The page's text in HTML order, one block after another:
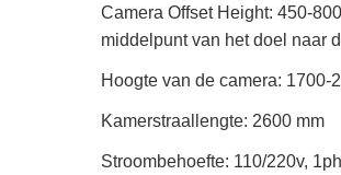
Camera Offset Height: 450-
middelpunt van het doel naar
Hoogte van de camera: 1700-
Kamerstraallengte: 2600 mm
Stroombehoefte: 110/220v,